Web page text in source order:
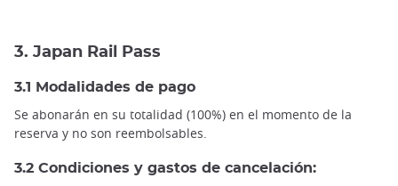
3. Japan Rail Pass
3.1 Modalidades de pago
Se abonarán en su totalidad (100%) en el momento de la
reserva y no son reembolsables.
3.2 Condiciones y gastos de cancelación: